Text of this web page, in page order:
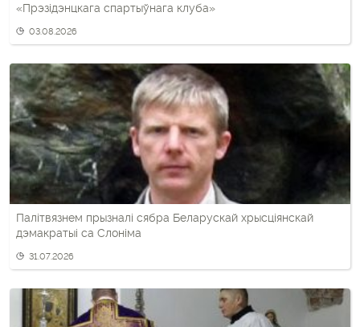
«Прэзідэнцкага спартыўнага клуба»
03.08.2026
Палітвязнем прызналі сябра Беларускай хрысціянскай
дэмакратыі са Слоніма
31.07.2026